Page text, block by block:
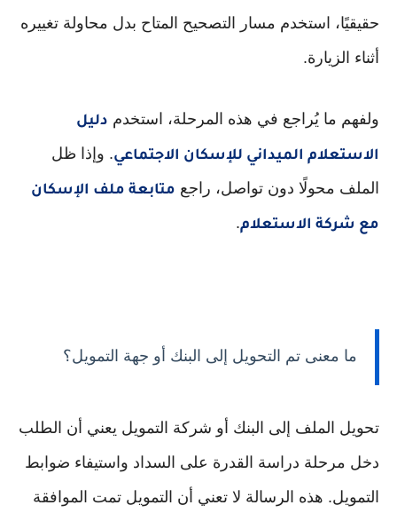
حقيقيًا، استخدم مسار التصحيح المتاح بدل محاولة تغييره
أثناء الزيارة.
ولفهم ما يُراجع في هذه المرحلة، استخدم دليل
الاستعلام الميداني للإسكان الاجتماعي. وإذا ظل
الملف محولًا دون تواصل، راجع متابعة ملف الإسكان
مع شركة الاستعلام.
ما معنى تم التحويل إلى البنك أو جهة التمويل؟
تحويل الملف إلى البنك أو شركة التمويل يعني أن الطلب
دخل مرحلة دراسة القدرة على السداد واستيفاء ضوابط
التمويل. هذه الرسالة لا تعني أن التمويل تمت الموافقة